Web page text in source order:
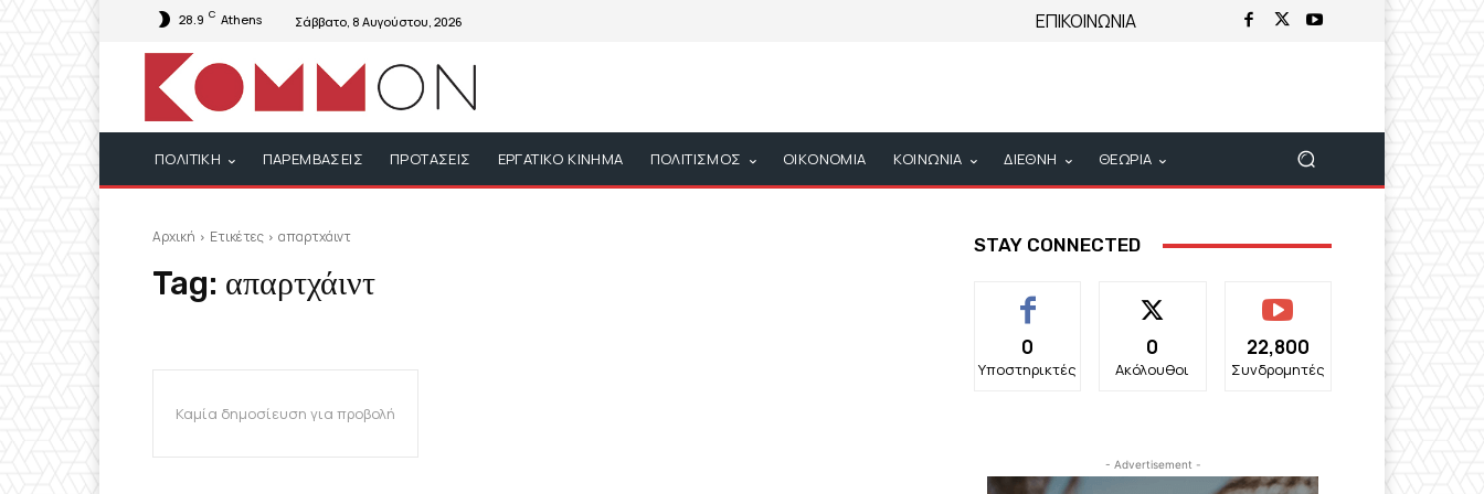
28.9 C Athens Σάββατο, 8 Αυγούστου, 2026 ΕΠΙΚΟΙΝΩΝΙΑ
ΠΟΛΙΤΙΚΗ ΠΑΡΕΜΒΑΣΕΙΣ ΠΡΟΤΑΣΕΙΣ ΕΡΓΑΤΙΚΟ ΚΙΝΗΜΑ ΠΟΛΙΤΙΣΜΟΣ ΟΙΚΟΝΟΜΙΑ ΚΟΙΝΩΝΙΑ ΔΙΕΘΝΗ ΘΕΩΡΙΑ
Αρχική Ετικέτες απαρτχάιντ
Tag: απαρτχάιντ
Καμία δημοσίευση για προβολή
STAY CONNECTED
0
Υποστηρικτές
0
Ακόλουθοι
22,800
Συνδρομητές
- Advertisement -